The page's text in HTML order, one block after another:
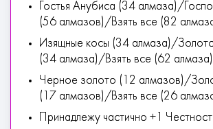
Гостья Анубиса (34 алмаза)/
(56 алмазов)/Взять все (82
Изящные косы (34 алмаза)/
(34 алмаза)/Взять все (62 алмаза)
Черное золото (12 алмазов)/
(17 алмазов)/Взять все (26
Принадлежу частично +1